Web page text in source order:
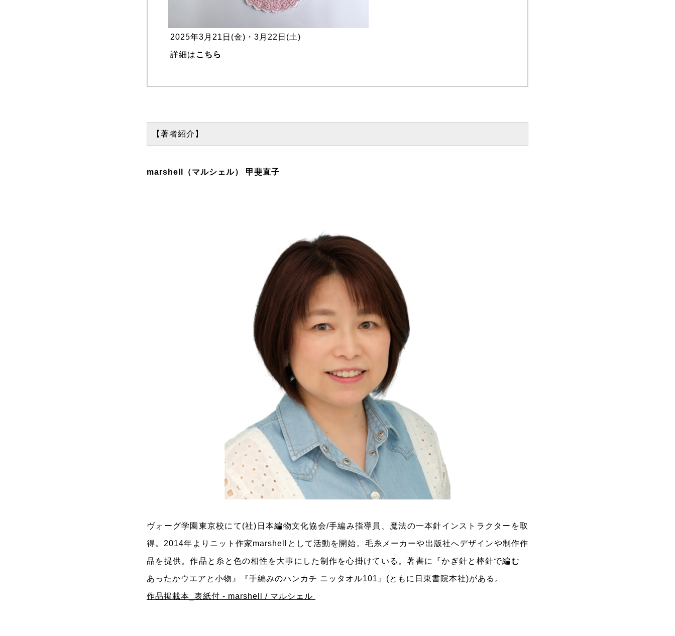
2025年3月21日(金)・3月22日(土)
詳細はこちら
【著者紹介】
marshell（マルシェル） 甲斐直子
ヴォーグ学園東京校にて(社)日本編物文化協会/手編み指導員、魔法の一本針インストラクターを取
得。2014年よりニット作家marshellとして活動を開始。毛糸メーカーや出版社へデザインや制作作
品を提供。作品と糸と色の相性を大事にした制作を心掛けている。著書に『かぎ針と棒針で編む
あったかウエアと小物』『手編みのハンカチ ニッタオル101』(ともに日東書院本社)がある。
作品掲載本_表紙付 - marshell / マルシェル